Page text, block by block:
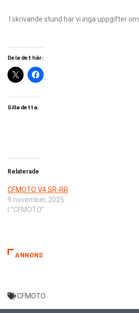
I skrivande stund har vi inga uppgifter
Dela det här:
Gilla detta:
Relaterade
CFMOTO V4 SR-RR
9 november, 2025
I ”CFMOTO”
ANNONS
CFMOTO